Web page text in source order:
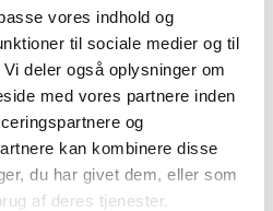
vores indhold og
til sociale medier og til
deler også oplysninger om
med vores partnere inden
og
kan kombinere disse
du har givet dem, eller som
af deres tjenester.
ønsker og behov.
OM WEBSHOP